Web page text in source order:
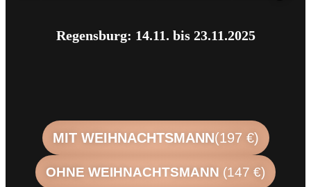
Regensburg: 14.11. bis 23.11.2025
MIT WEIHNACHTSMANN(197 €)
OHNE WEIHNACHTSMANN (147 €)